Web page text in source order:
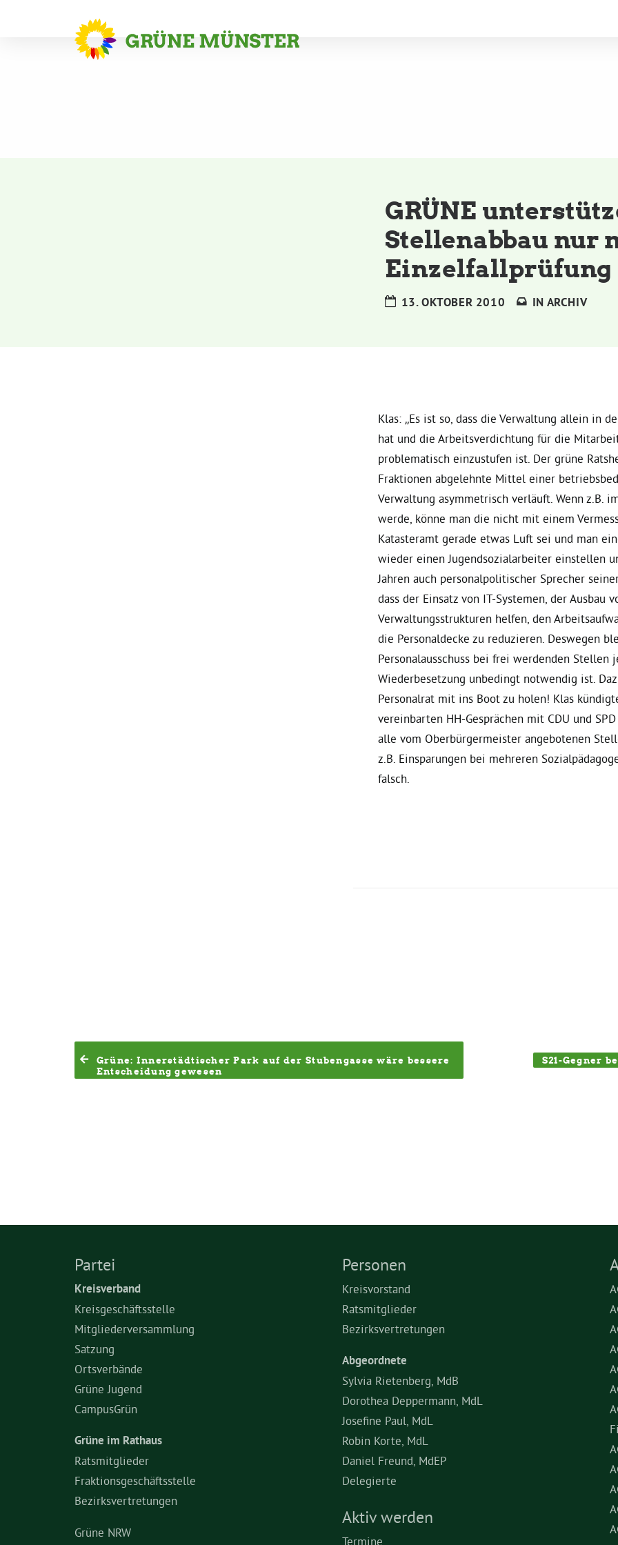
GRÜNE
Stellenabbau nur
Einzelfallprüfung
13. OKTOBER 2010 IN ARCHIV
Klas: „Es ist so, dass die Verwaltung allein in
hat und die Arbeitsverdichtung für die
problematisch einzustufen ist. Der grüne
Fraktionen abgelehnte Mittel einer
Verwaltung asymmetrisch verläuft. Wenn z.B.
werde, könne man die nicht mit einem
Katasteramt gerade etwas Luft sei und man
wieder einen Jugendsozialarbeiter einstellen
Jahren auch personalpolitischer Sprecher
dass der Einsatz von IT-Systemen, der
Verwaltungsstrukturen helfen, den
die Personaldecke zu reduzieren. Deswegen
Personalausschuss bei frei werdenden
Wiederbesetzung unbedingt notwendig ist.
Personalrat mit ins Boot zu holen! Klas
vereinbarten HH-Gesprächen mit CDU und
alle vom Oberbürgermeister angebotenen
z.B. Einsparungen bei mehreren
falsch.
Grüne: Innerstädtischer Park auf der Stubengasse wäre bessere
Entscheidung gewesen
S21-Gegner
Partei
Kreisverband
Kreisgeschäftsstelle
Mitgliederversammlung
Satzung
Ortsverbände
Grüne Jugend
CampusGrün
Grüne im Rathaus
Ratsmitglieder
Fraktionsgeschäftsstelle
Bezirksvertretungen
Grüne NRW
Personen
Kreisvorstand
Ratsmitglieder
Bezirksvertretungen
Abgeordnete
Sylvia Rietenberg, MdB
Dorothea Deppermann, MdL
Josefine Paul, MdL
Robin Korte, MdL
Daniel Freund, MdEP
Delegierte
Aktiv werden
Termine